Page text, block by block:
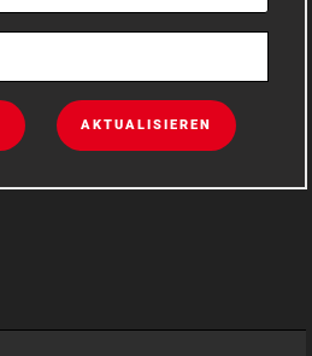
AKTUALISIEREN